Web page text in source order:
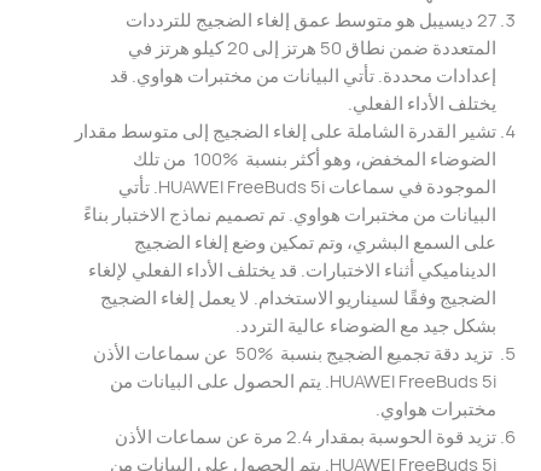
27 ديسيبل هو متوسط ​​عمق إلغاء الضجيج للترددات
المتعددة ضمن نطاق 50 هرتز إلى 20 كيلو هرتز في
إعدادات محددة. تأتي البيانات من مختبرات هواوي. قد
يختلف الأداء الفعلي.
تشير القدرة الشاملة على إلغاء الضجيج إلى متوسط ​​مقدار
الضوضاء المخفض، وهو أكثر بنسبة ‎ 100% ‎ من تلك
الموجودة في سماعات HUAWEI FreeBuds 5i. تأتي
البيانات من مختبرات هواوي. تم تصميم نماذج الاختبار بناءً
على السمع البشري، وتم تمكين وضع إلغاء الضجيج
الديناميكي أثناء الاختبارات. قد يختلف الأداء الفعلي لإلغاء
الضجيج وفقًا لسيناريو الاستخدام. لا يعمل إلغاء الضجيج
بشكل جيد مع الضوضاء عالية التردد.
‏ تزيد دقة تجميع الضجيج بنسبة ‎ 50% ‎ عن سماعات الأذن
HUAWEI FreeBuds 5i. يتم الحصول على البيانات من
مختبرات هواوي.
تزيد قوة الحوسبة بمقدار 2.4 مرة عن سماعات الأذن
HUAWEI FreeBuds 5i. يتم الحصول على البيانات من